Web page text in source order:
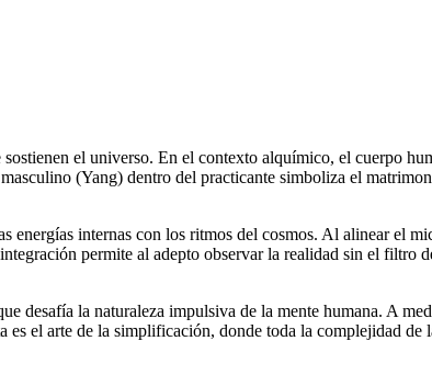
el universo. En el contexto alquímico, el cuerpo
(Yang) dentro del practicante simboliza el
energías internas con los ritmos del cosmos. Al alinear el
permite al adepto observar la realidad sin el filtro
desafía la naturaleza impulsiva de la mente humana. A
el arte de la simplificación, donde toda la complejidad de